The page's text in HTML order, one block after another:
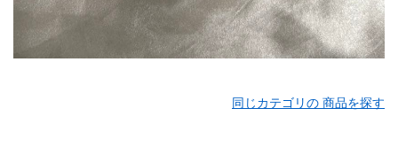
同じカテゴリの 商品を探す